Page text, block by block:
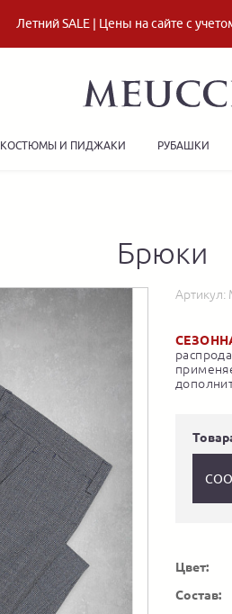
Летний SALE | Цены на сайте с
КОСТЮМЫ И ПИДЖАКИ РУБАШКИ
Брюки
Артикул:
Цвет:
Состав: